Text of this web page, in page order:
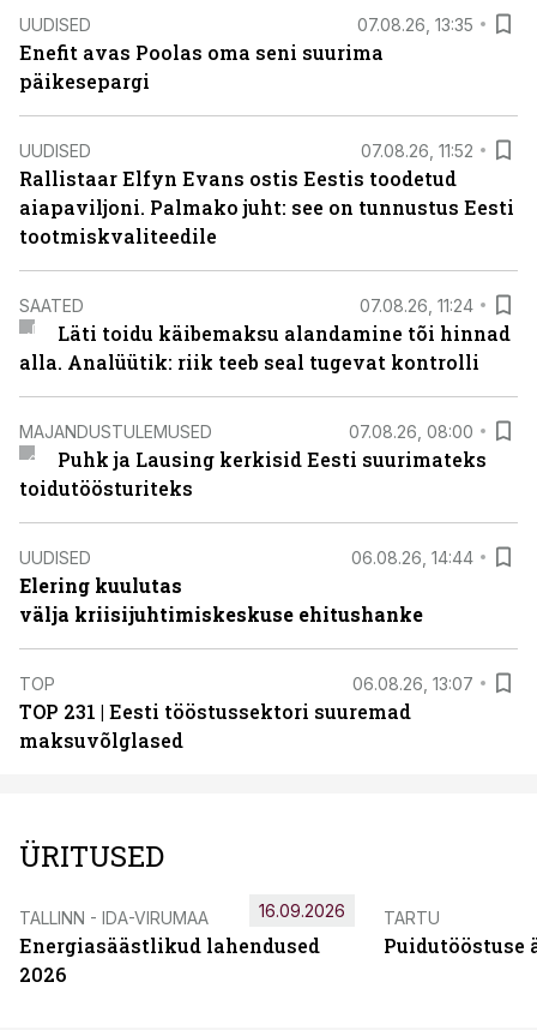
UUDISED 07.08.26, 13:35
Enefit avas Poolas oma seni suurima
päikesepargi
UUDISED 07.08.26, 11:52
Rallistaar Elfyn Evans ostis Eestis toodetud
aiapaviljoni. Palmako juht: see on tunnustus Eesti
tootmiskvaliteedile
SAATED 07.08.26, 11:24
Läti toidu käibemaksu alandamine tõi hinnad
alla. Analüütik: riik teeb seal tugevat kontrolli
MAJANDUSTULEMUSED 07.08.26, 08:00
Puhk ja Lausing kerkisid Eesti suurimateks
toidutöösturiteks
UUDISED 06.08.26, 14:44
Elering kuulutas
välja kriisijuhtimiskeskuse ehitushanke
TOP 06.08.26, 13:07
TOP 231 | Eesti tööstussektori suuremad
maksuvõlglased
ÜRITUSED
TALLINN - IDA-VIRUMAA
Energiasäästlikud lahendused
2026
16.09.2026 TARTU
Puidutööstuse